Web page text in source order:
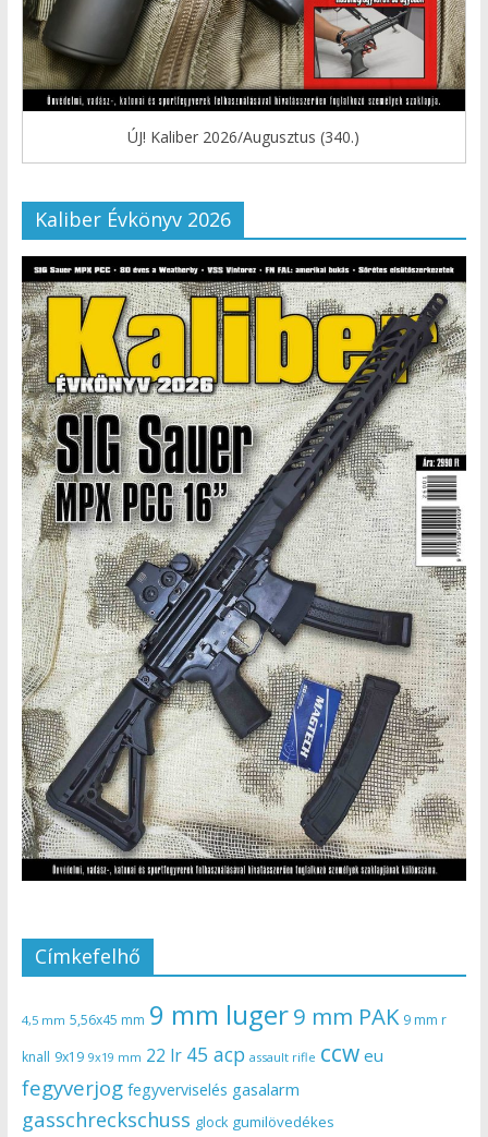
ÚJ! Kaliber 2026/Augusztus (340.)
Kaliber Évkönyv 2026
Címkefelhő
4,5 mm 5,56x45 mm 9 mm luger9 mm PAK 9 mm r
knall 9x19 9x19 mm 22 lr 45 acp assault rifle ccw eu
fegyverjog fegyverviselés gasalarm
gasschreckschuss glock gumilövedékes